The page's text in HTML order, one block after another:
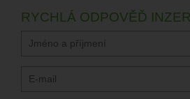
RYCHLÁ ODPOVĚĎ